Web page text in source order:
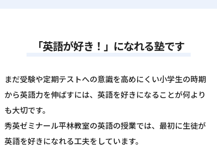
「英語が好き！」になれる塾です
まだ受験や定期テストへの意識を高めにくい小学生の時期
から英語力を伸ばすには、英語を好きになることが何より
も大切です。
秀英ゼミナール平林教室の英語の授業では、最初に生徒が
英語を好きになれる工夫をしています。